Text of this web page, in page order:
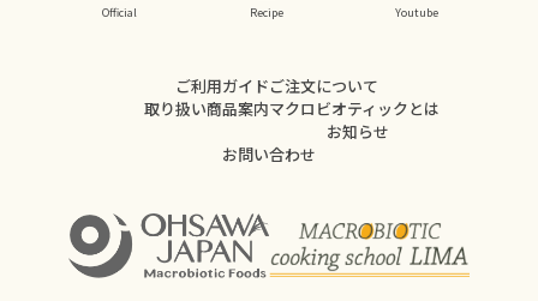
Official Recipe Youtube
ご利用ガイドご注文について
取り扱い商品案内マクロビオティックとは
お知らせ
お問い合わせ